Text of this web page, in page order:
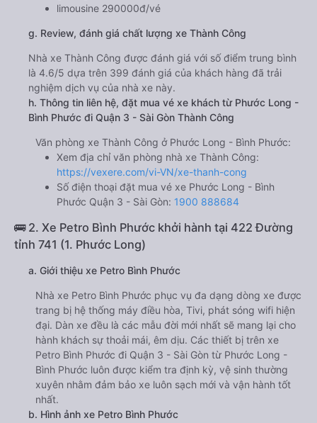
limousine 290000đ/vé
g. Review, đánh giá chất lượng xe Thành Công
Nhà xe Thành Công được đánh giá với số điểm trung bình
là 4.6/5 dựa trên 399 đánh giá của khách hàng đã trải
nghiệm dịch vụ của nhà xe này.
h. Thông tin liên hệ, đặt mua vé xe khách từ Phước Long -
Bình Phước đi Quận 3 - Sài Gòn Thành Công
Văn phòng xe Thành Công ở Phước Long - Bình Phước:
Xem địa chỉ văn phòng nhà xe Thành Công:
https://vexere.com/vi-VN/xe-thanh-cong
Số điện thoại đặt mua vé xe Phước Long - Bình
Phước Quận 3 - Sài Gòn: 1900 888684
🚌 2. Xe Petro Bình Phước khởi hành tại 422 Đường
tỉnh 741 (1. Phước Long)
a. Giới thiệu xe Petro Bình Phước
Nhà xe Petro Bình Phước phục vụ đa dạng dòng xe được
trang bị hệ thống máy điều hòa, Tivi, phát sóng wifi hiện
đại. Dàn xe đều là các mẫu đời mới nhất sẽ mang lại cho
hành khách sự thoải mái, êm dịu. Các thiết bị trên xe
Petro Bình Phước đi Quận 3 - Sài Gòn từ Phước Long -
Bình Phước luôn được kiểm tra định kỳ, vệ sinh thường
xuyên nhằm đảm bảo xe luôn sạch mới và vận hành tốt
nhất.
b. Hình ảnh xe Petro Bình Phước